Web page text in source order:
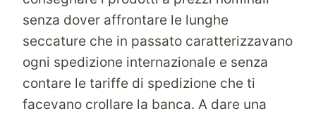
senza dover affrontare le lunghe
seccature che in passato caratterizzavano
ogni spedizione internazionale e senza
contare le tariffe di spedizione che ti
facevano crollare la banca. A dare una